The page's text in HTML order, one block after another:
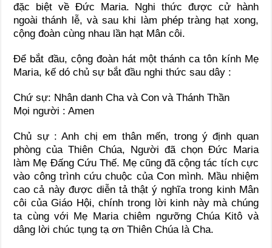
đặc biệt về Đức Maria. Nghi thức được cử hành
ngoài thánh lễ, và sau khi làm phép tràng hạt xong,
cộng đoàn cùng nhau lần hạt Mân côi.
Để bắt đầu, cộng đoàn hát một thánh ca tôn kính Mẹ
Maria, kế dó chủ sự bắt đầu nghi thức sau dây :
Chứ sự: Nhân danh Cha và Con và Thánh Thần
Mọi người : Amen
Chủ sự : Anh chị em thân mến, trong ý định quan
phòng của Thiên Chúa, Người đã chọn Đức Maria
làm Mẹ Đấng Cứu Thế. Mẹ cũng đã cộng tác tích cực
vào công trình cứu chuộc của Con mình. Mầu nhiệm
cao cả này được diễn tả thật ý nghĩa trong kinh Mân
côi của Giáo Hội, chính trong lời kinh này mà chúng
ta cùng với Mẹ Maria chiêm ngưỡng Chúa Kitô và
dâng lời chúc tụng tạ ơn Thiên Chúa là Cha.